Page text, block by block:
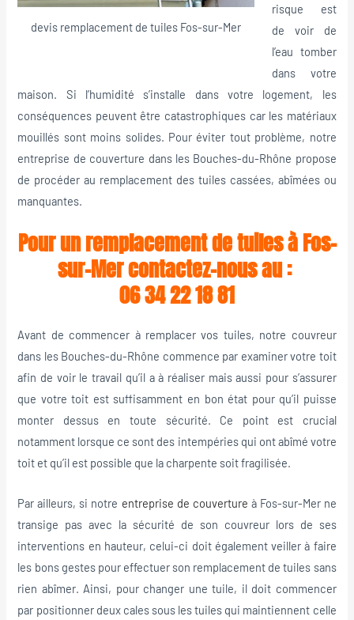
devis remplacement de tuiles Fos-sur-Mer
risque est
de voir de
l’eau tomber
dans votre
maison. Si l’humidité s’installe dans votre logement, les
conséquences peuvent être catastrophiques car les matériaux
mouillés sont moins solides. Pour éviter tout problème, notre
entreprise de couverture dans les Bouches-du-Rhône propose
de procéder au remplacement des tuiles cassées, abîmées ou
manquantes.
Pour un remplacement de tuiles à Fos-
sur-Mer contactez-nous au :
06 34 22 18 81
Avant de commencer à remplacer vos tuiles, notre couvreur
dans les Bouches-du-Rhône commence par examiner votre toit
afin de voir le travail qu’il a à réaliser mais aussi pour s’assurer
que votre toit est suffisamment en bon état pour qu’il puisse
monter dessus en toute sécurité. Ce point est crucial
notamment lorsque ce sont des intempéries qui ont abîmé votre
toit et qu’il est possible que la charpente soit fragilisée.
Par ailleurs, si notre entreprise de couverture à Fos-sur-Mer ne
transige pas avec la sécurité de son couvreur lors de ses
interventions en hauteur, celui-ci doit également veiller à faire
les bons gestes pour effectuer son remplacement de tuiles sans
rien abîmer. Ainsi, pour changer une tuile, il doit commencer
par positionner deux cales sous les tuiles qui maintiennent celle